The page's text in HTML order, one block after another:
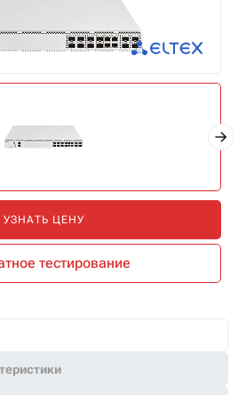
УЗНАТЬ ЦЕНУ
тестирование